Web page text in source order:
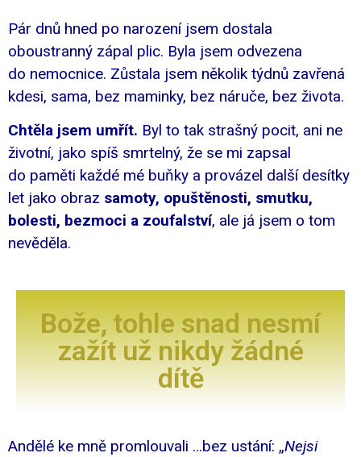
Pár dnů hned po narození jsem dostala
oboustranný zápal plic. Byla jsem odvezena
do nemocnice. Zůstala jsem několik týdnů zavřená
kdesi, sama, bez maminky, bez náruče, bez života.
Chtěla jsem umřít. Byl to tak strašný pocit, ani ne
životní, jako spíš smrtelný, že se mi zapsal
do paměti každé mé buňky a provázel další desítky
let jako obraz samoty, opuštěnosti, smutku,
bolesti, bezmoci a zoufalství, ale já jsem o tom
nevěděla.
Bože, tohle snad nesmí
zažít už nikdy žádné
dítě
Andělé ke mně promlouvali …bez ustání: „Nejsi